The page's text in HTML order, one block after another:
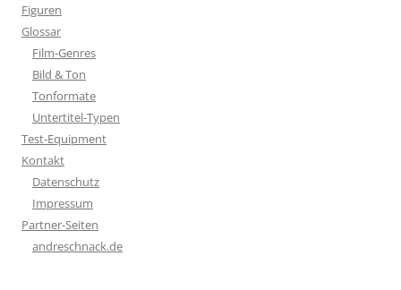
Figuren
Glossar
Film-Genres
Bild & Ton
Tonformate
Untertitel-Typen
Test-Equipment
Kontakt
Datenschutz
Impressum
Partner-Seiten
andreschnack.de